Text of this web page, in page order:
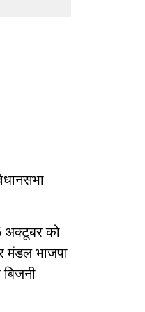
अक्टूबर को
मंडल भाजपा